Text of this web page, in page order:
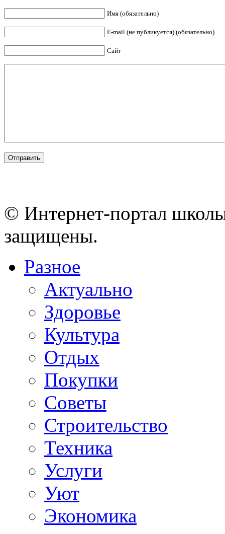
Имя (обязательно)
E-mail (не публикуется) (обязательно)
Сайт
© Интернет-портал
защищены.
Разное
Актуально
Здоровье
Культура
Отдых
Покупки
Советы
Строительство
Техника
Услуги
Уют
Экономика